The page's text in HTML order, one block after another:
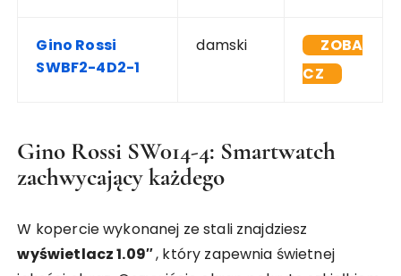
Gino Rossi
SWBF2-4D2-1
damski
ZOBA
CZ
Gino Rossi SW014-4: Smartwatch
zachwycający każdego
W kopercie wykonanej ze stali znajdziesz
wyświetlacz 1.09″, który zapewnia świetnej